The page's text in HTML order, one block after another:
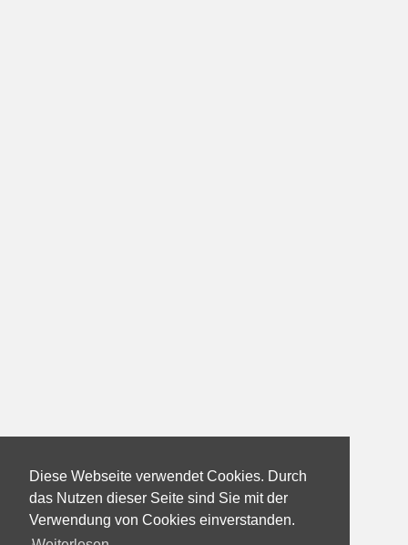
Diese Webseite verwendet Cookies. Durch
das Nutzen dieser Seite sind Sie mit der
Verwendung von Cookies einverstanden.